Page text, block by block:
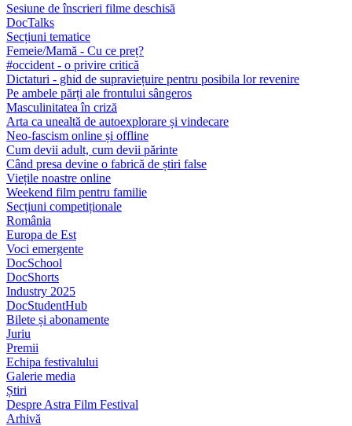
Sesiune de înscrieri filme deschisă
DocTalks
Secțiuni tematice
Femeie/Mamă - Cu ce preț?
#occident - o privire critică
Dictaturi - ghid de supraviețuire pentru posibila lor revenire
Pe ambele părți ale frontului sângeros
Masculinitatea în criză
Arta ca unealtă de autoexplorare și vindecare
Neo-fascism online și offline
Cum devii adult, cum devii părinte
Când presa devine o fabrică de știri false
Viețile noastre online
Weekend film pentru familie
Secțiuni competiționale
România
Europa de Est
Voci emergente
DocSchool
DocShorts
Industry 2025
DocStudentHub
Bilete și abonamente
Juriu
Premii
Echipa festivalului
Galerie media
Știri
Despre Astra Film Festival
Arhivă